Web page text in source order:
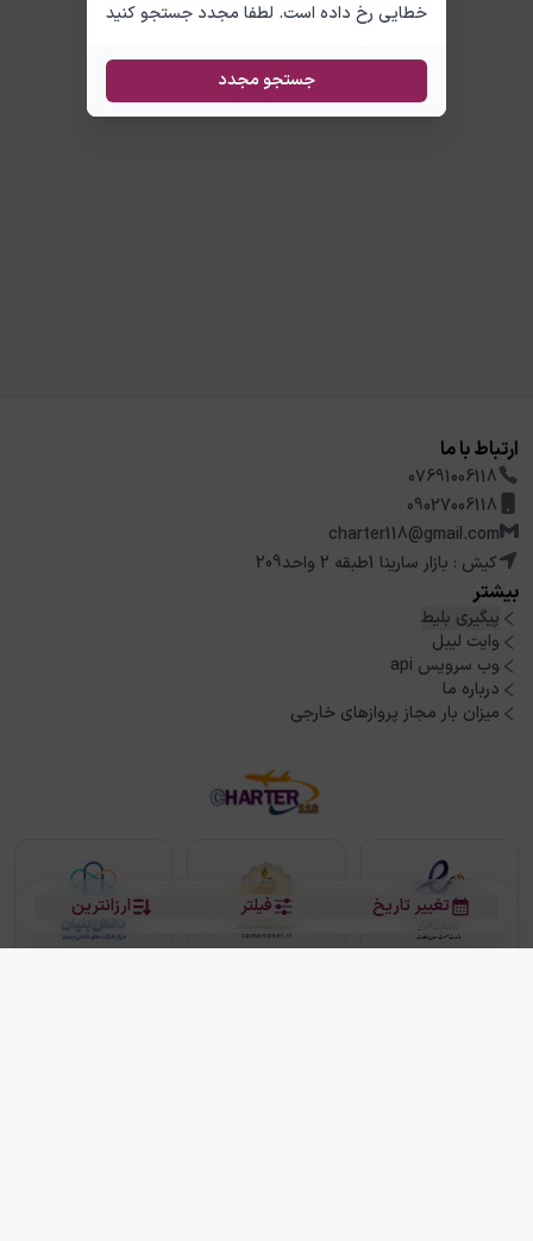
خطایی رخ داده است. لطفا مجدد جستجو کنید
جستجو مجدد
ارزانترین فیلتر تغییر تاریخ
ارتباط با ما
07691006118
09027006118
charter118@gmail.com
کیش : بازار سارینا 1طبقه 2 واحد209
بیشتر
پیگیری بلیط
وایت لیبل
وب سرویس api
درباره ما
میزان بار مجاز پروازهای خارجی